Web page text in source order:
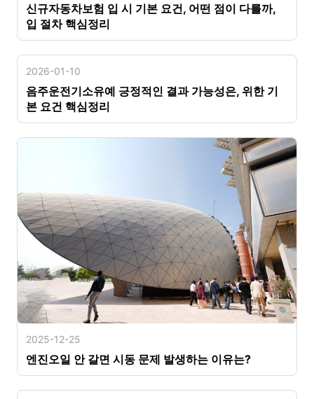
신규자동차보험 입 시 기본 요건, 어떤 점이 다를까,
입 절차 핵심정리
2026-01-10
음주운전기소유예 긍정적인 결과 가능성은, 위한 기
본 요건 핵심정리
2025-12-25
엔진오일 안 갈면 시동 문제 발생하는 이유는?